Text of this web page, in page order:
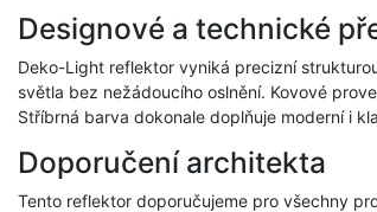
Designové a technické
Deko-Light reflektor vyniká precizní
světla bez nežádoucího oslnění. Kovové
Stříbrná barva dokonale doplňuje moderní i
Doporučení architekta
Tento reflektor doporučujeme pro všechny